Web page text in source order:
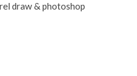
draw & photoshop